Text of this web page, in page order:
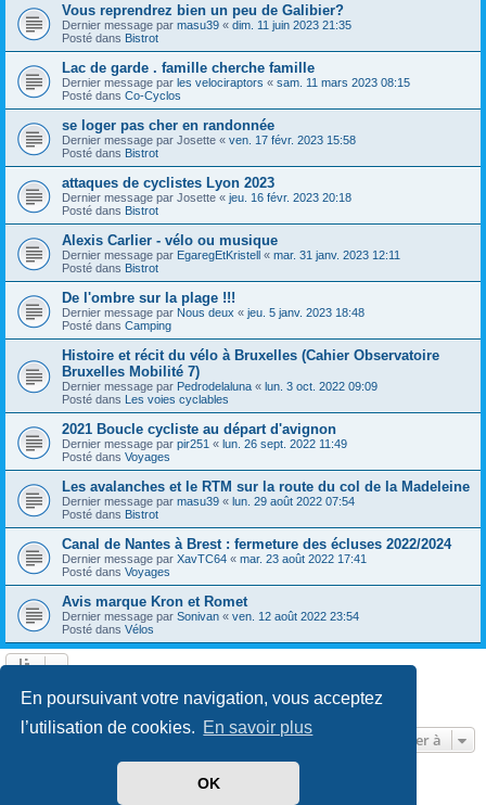
En poursuivant votre navigation, vous acceptez
l’utilisation de cookies. En savoir plus
OK
Vous reprendrez bien un peu de Galibier?
Dernier message par masu39 « dim. 11 juin 2023 21:35
Posté dans Bistrot
Lac de garde . famille cherche famille
Dernier message par les velociraptors « sam. 11 mars 2023 08:15
Posté dans Co-Cyclos
se loger pas cher en randonnée
Dernier message par Josette « ven. 17 févr. 2023 15:58
Posté dans Bistrot
attaques de cyclistes Lyon 2023
Dernier message par Josette « jeu. 16 févr. 2023 20:18
Posté dans Bistrot
Alexis Carlier - vélo ou musique
Dernier message par EgaregEtKristell « mar. 31 janv. 2023 12:11
Posté dans Bistrot
De l'ombre sur la plage !!!
Dernier message par Nous deux « jeu. 5 janv. 2023 18:48
Posté dans Camping
Histoire et récit du vélo à Bruxelles (Cahier Observatoire
Bruxelles Mobilité 7)
Dernier message par Pedrodelaluna « lun. 3 oct. 2022 09:09
Posté dans Les voies cyclables
2021 Boucle cycliste au départ d'avignon
Dernier message par pir251 « lun. 26 sept. 2022 11:49
Posté dans Voyages
Les avalanches et le RTM sur la route du col de la Madeleine
Dernier message par masu39 « lun. 29 août 2022 07:54
Posté dans Bistrot
Canal de Nantes à Brest : fermeture des écluses 2022/2024
Dernier message par XavTC64 « mar. 23 août 2022 17:41
Posté dans Voyages
Avis marque Kron et Romet
Dernier message par Sonivan « ven. 12 août 2022 23:54
Posté dans Vélos
602 résultats trouvés Page1sur13
1 2 3 4 5 … 13
Aller à
phpBB ® Forum Software © phpBB Limited
phpBB-fr.com